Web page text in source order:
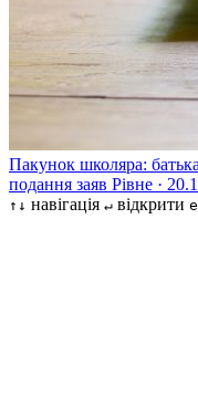
Пакунок школяра:
подання заяв Рівне ·
↑↓ навігація ↵ відкрити